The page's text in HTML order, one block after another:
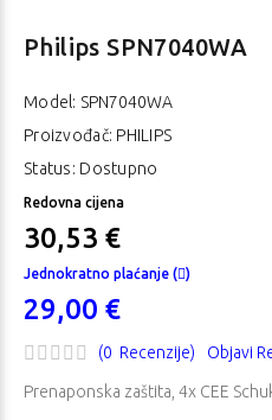
Philips SPN7040WA
Model: SPN7040WA
Proizvođač: PHILIPS
Status: Dostupno
Redovna cijena
30,53 €
Jednokratno plaćanje ( )
29,00 €
(0 Recenzije) Objavi
Prenaponska zaštita, 4x CEE